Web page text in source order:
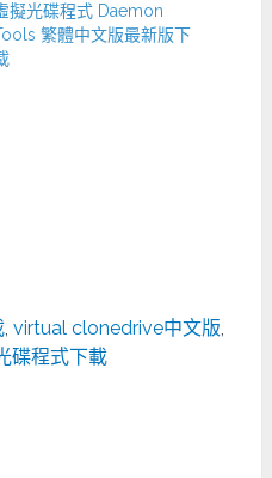
擬光碟程式 Daemon
繁體中文版最新版下
,virtual clonedrive中文版,
碟程式下載